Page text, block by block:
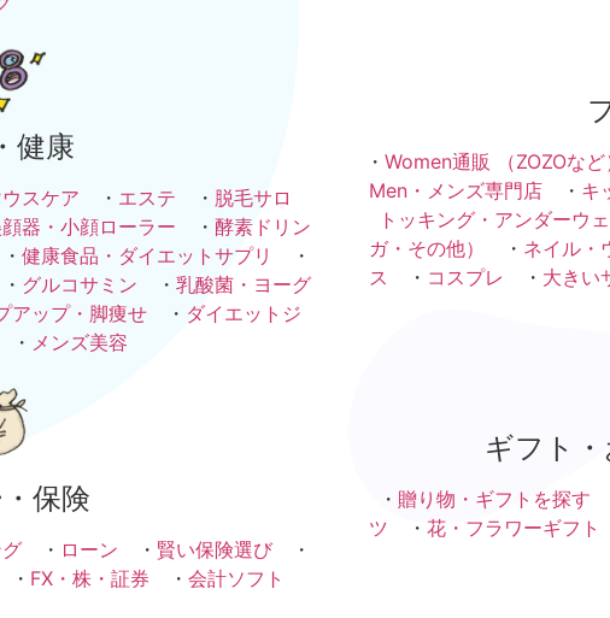
健康
スケア ・ エステ ・ 脱毛サロ
器・小顔ローラー ・ 酵素ドリン
健康食品・ダイエットサプリ
・
グルコサミン ・ 乳酸菌・ヨーグ
アップ・脚痩せ ・ ダイエットジ
・ メンズ美容
保険
・ ローン ・ 賢い保険選び ・
FX・株・証券 ・ 会計ソフト
・ Women通販 （ZOZOなど
Men・メンズ専門店 ・ キ
トッキング・アンダーウ
ガ・その他）
・ ネイル・
ス ・ コスプレ ・ 大きい
ギフト
・ 贈り物・ギフトを探す
ツ ・ 花・フラワーギフト